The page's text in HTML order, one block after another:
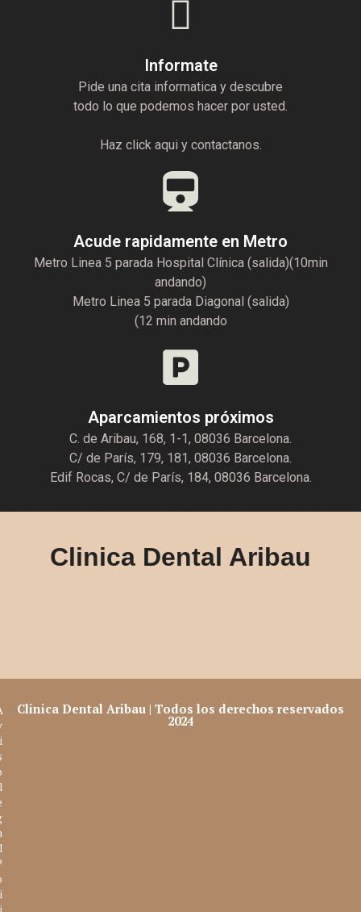
Informate
Pide una cita informatica y descubre
todo lo que podemos hacer por usted.
Haz click aqui y contactanos.
Acude rapidamente en Metro
Metro Linea 5 parada Hospital Clínica (salida)(10min
andando)
Metro Linea 5 parada Diagonal (salida)
(12 min andando
Aparcamientos próximos
C. de Aribau, 168, 1-1, 08036 Barcelona.
C/ de París, 179, 181, 08036 Barcelona.
Edif Rocas, C/ de París, 184, 08036 Barcelona.
Clinica Dental Aribau
Clinica Dental Aribau | Todos los derechos reservados
2024
i